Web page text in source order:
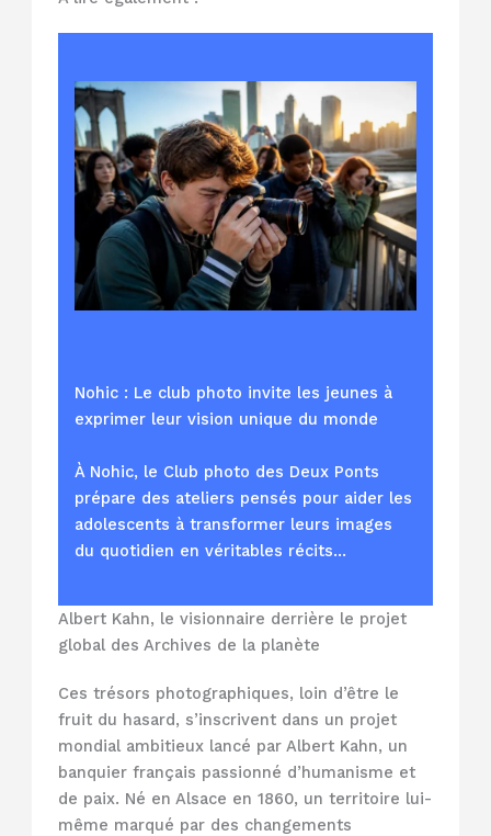
Nohic : Le club photo invite les jeunes à
exprimer leur vision unique du monde
À Nohic, le Club photo des Deux Ponts
prépare des ateliers pensés pour aider les
adolescents à transformer leurs images
du quotidien en véritables récits…
Albert Kahn, le visionnaire derrière le projet
global des Archives de la planète
Ces trésors photographiques, loin d’être le
fruit du hasard, s’inscrivent dans un projet
mondial ambitieux lancé par Albert Kahn, un
banquier français passionné d’humanisme et
de paix. Né en Alsace en 1860, un territoire lui-
même marqué par des changements